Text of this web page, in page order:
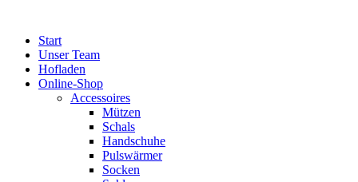
springenStart
Unser Team
Hofladen
Online-Shop
Accessoires
Mützen
Schals
Handschuhe
Pulswärmer
Socken